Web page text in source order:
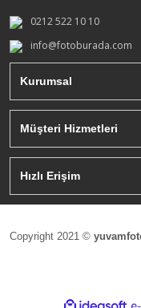
0212 522 10 10
info@fotoburada.com
Kurumsal
Müşteri Hizmetleri
Hızlı Erişim
Copyright 2021 ©